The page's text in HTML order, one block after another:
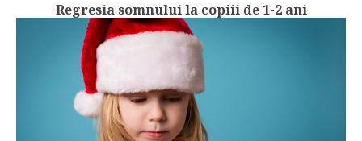
Regresia somnului la copiii de 1-2 ani